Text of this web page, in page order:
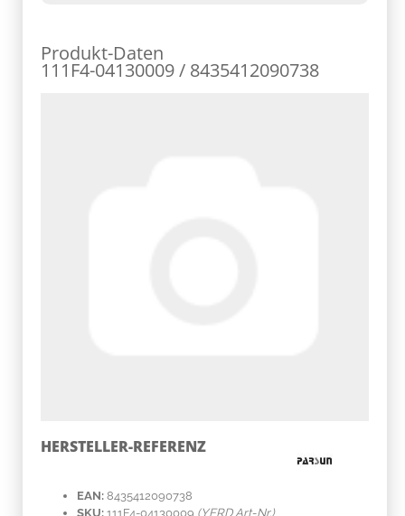
Produkt-Daten
111F4-04130009 / 8435412090738
HERSTELLER-REFERENZ
EAN: 8435412090738
SKU: 111F4-04130009 (YERD Art-Nr.)